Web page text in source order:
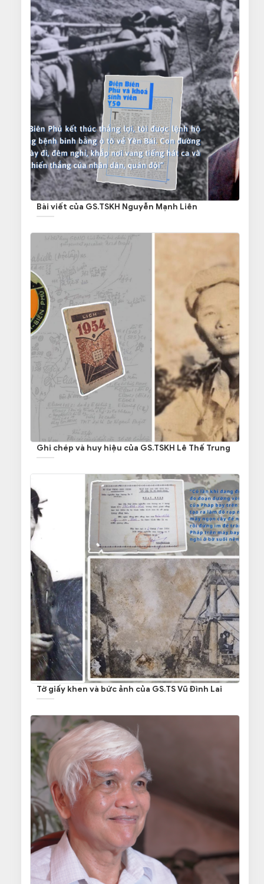
Bài viết của GS.TSKH Nguyễn Mạnh Liên
Ghi chép và huy hiệu của GS.TSKH Lê Thế Trung
Tờ giấy khen và bức ảnh của GS.TS Vũ Đình Lai